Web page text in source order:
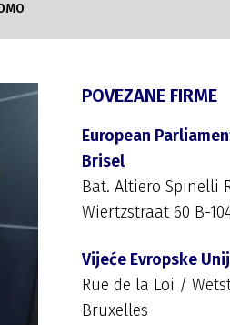
POVEZANE FIRME
European
Brisel
Bat. Altiero Spinelli
Wiertzstraat 60 B-
Vijeće Evropske
Rue de la Loi /
Bruxelles